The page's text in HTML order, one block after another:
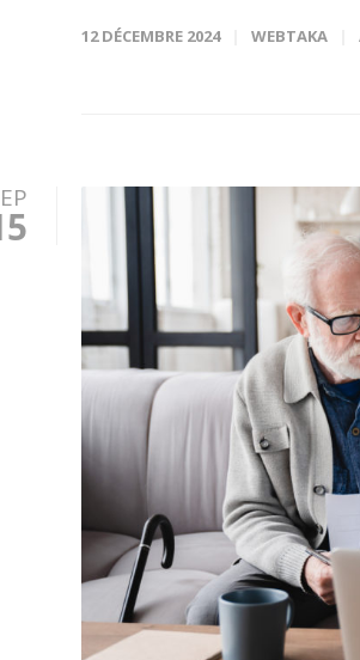
12 DÉCEMBRE 2024 WEBTAKA